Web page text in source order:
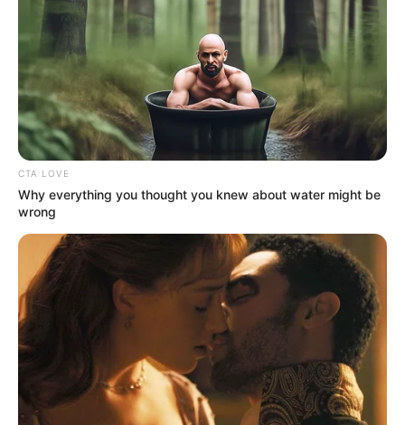
ΔΗΜΟΦΙΛΗ ΑΡΘΡΑ
CTA LOVE
Why everything you thought you knew about water might be
wrong